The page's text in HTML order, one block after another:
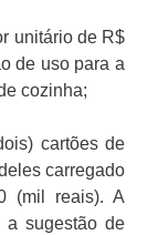
unitário de R$
de uso para a
cozinha;
cartões de
carregado
(mil reais). A
a sugestão de